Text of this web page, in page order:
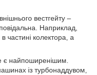
вестгейту –
Наприклад,
частині колектора, а
є найпоширенішим.
із турбонаддувом,